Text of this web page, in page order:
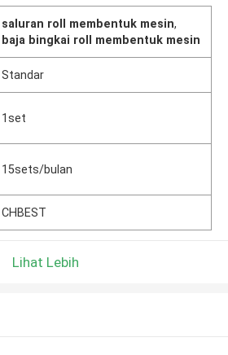
saluran roll membentuk mesin,
baja bingkai roll membentuk mesin
Standar
1set
15sets/bulan
CHBEST
Lihat Lebih